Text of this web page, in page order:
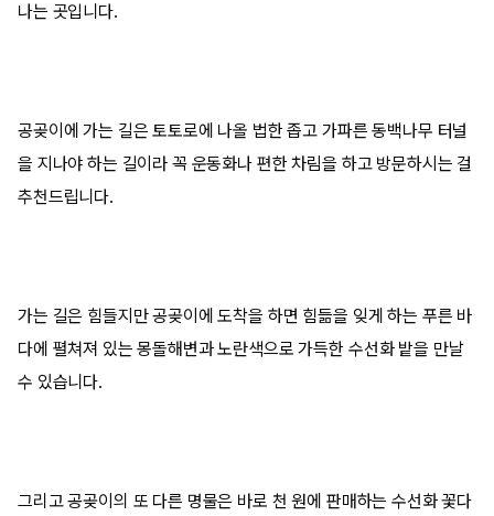
나는 곳입니다.
공곶이에 가는 길은 토토로에 나올 법한 좁고 가파른 동백나무 터널
을 지나야 하는 길이라 꼭 운동화나 편한 차림을 하고 방문하시는 걸
추천드립니다. ​
가는 길은 힘들지만 공곶이에 도착을 하면 힘듦을 잊게 하는 푸른 바
다에 펼쳐져 있는 몽돌해변과 노란색으로 가득한 수선화 밭을 만날
수 있습니다.
그리고 공곶이의 또 다른 명물은 바로 천 원에 판매하는 수선화 꽃다